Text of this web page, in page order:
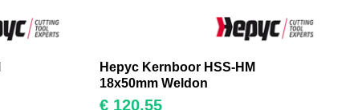
Hepyc Kernboor HSS-HM
18x50mm Weldon
€120,55